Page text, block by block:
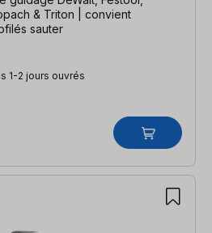
& Triton | convient
sauter
1-2 jours ouvrés